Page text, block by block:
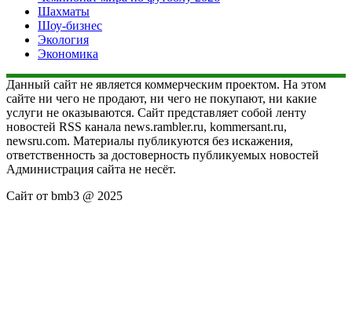
Шахматы
Шоу-бизнес
Экология
Экономика
Данный сайт не является коммерческим проектом. На этом
сайте ни чего не продают, ни чего не покупают, ни какие
услуги не оказываются. Сайт представляет собой ленту
новостей RSS канала news.rambler.ru, kommersant.ru,
newsru.com. Материалы публикуются без искажения,
ответственность за достоверность публикуемых новостей
Администрация сайта не несёт.
Сайт от bmb3 @ 2025